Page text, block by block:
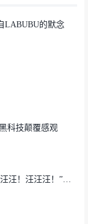
的默念
科技颠覆感观
汪汪！汪汪汪！”…